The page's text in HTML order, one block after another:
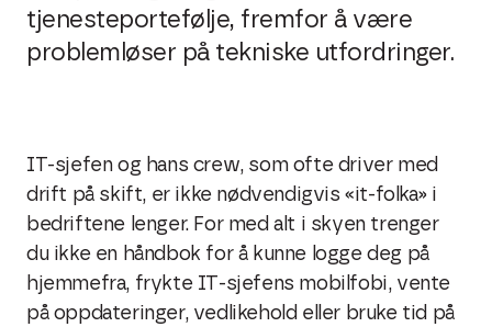
tjenesteportefølje, fremfor å være
problemløser på tekniske utfordringer.
IT-sjefen og hans crew, som ofte driver med
drift på skift, er ikke nødvendigvis «it-folka» i
bedriftene lenger. For med alt i skyen trenger
du ikke en håndbok for å kunne logge deg på
hjemmefra, frykte IT-sjefens mobilfobi, vente
på oppdateringer, vedlikehold eller bruke tid på